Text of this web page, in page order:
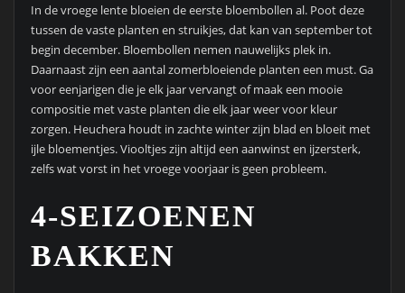
In de vroege lente bloeien de eerste bloembollen al. Poot deze
tussen de vaste planten en struikjes, dat kan van september tot
begin december. Bloembollen nemen nauwelijks plek in.
Daarnaast zijn een aantal zomerbloeiende planten een must. Ga
voor eenjarigen die je elk jaar vervangt of maak een mooie
compositie met vaste planten die elk jaar weer voor kleur
zorgen. Heuchera houdt in zachte winter zijn blad en bloeit met
ijle bloementjes. Viooltjes zijn altijd een aanwinst en ijzersterk,
zelfs wat vorst in het vroege voorjaar is geen probleem.
4-SEIZOENEN
BAKKEN